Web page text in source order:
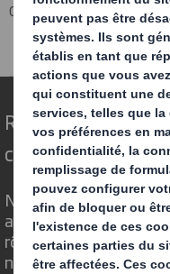
Groupe DS Smith
Gamme de papiers
Repenser
change
Nous faisons la
avons su voir en quoi
rôle important à jouer
nous entoure.